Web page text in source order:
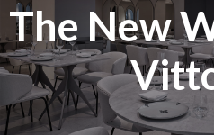
The New